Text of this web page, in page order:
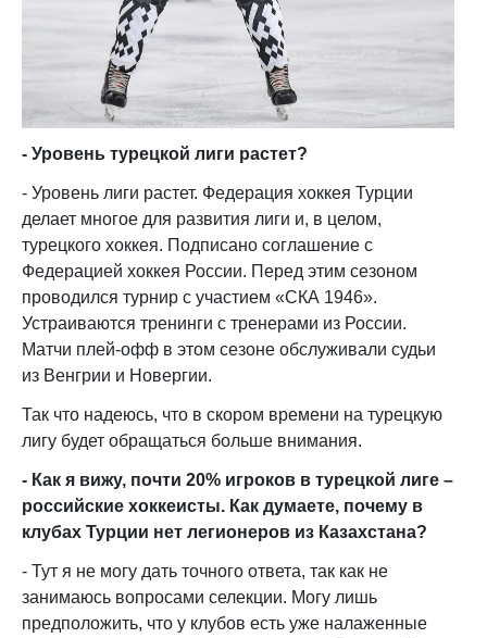
- Уровень турецкой лиги растет?
- Уровень лиги растет. Федерация хоккея Турции
делает многое для развития лиги и, в целом,
турецкого хоккея. Подписано соглашение с
Федерацией хоккея России. Перед этим сезоном
проводился турнир с участием «СКА 1946».
Устраиваются тренинги с тренерами из России.
Матчи плей-офф в этом сезоне обслуживали судьи
из Венгрии и Новергии.
Так что надеюсь, что в скором времени на турецкую
лигу будет обращаться больше внимания.
- Как я вижу, почти 20% игроков в турецкой лиге –
российские хоккеисты. Как думаете, почему в
клубах Турции нет легионеров из Казахстана?
- Тут я не могу дать точного ответа, так как не
занимаюсь вопросами селекции. Могу лишь
предположить, что у клубов есть уже налаженные